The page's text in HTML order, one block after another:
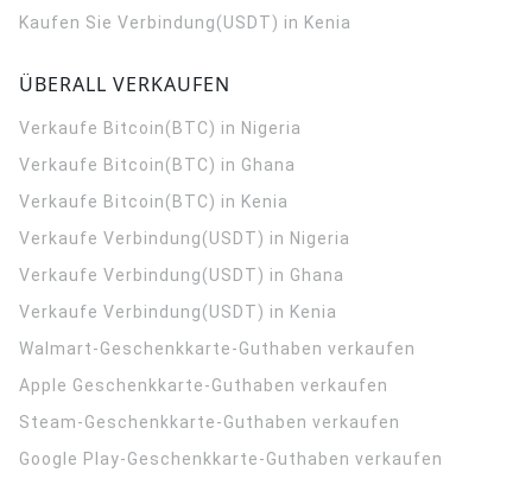
Kaufen Sie Verbindung(USDT) in Kenia
ÜBERALL VERKAUFEN
Verkaufe Bitcoin(BTC) in Nigeria
Verkaufe Bitcoin(BTC) in Ghana
Verkaufe Bitcoin(BTC) in Kenia
Verkaufe Verbindung(USDT) in Nigeria
Verkaufe Verbindung(USDT) in Ghana
Verkaufe Verbindung(USDT) in Kenia
Walmart-Geschenkkarte-Guthaben verkaufen
Apple Geschenkkarte-Guthaben verkaufen
Steam-Geschenkkarte-Guthaben verkaufen
Google Play-Geschenkkarte-Guthaben verkaufen